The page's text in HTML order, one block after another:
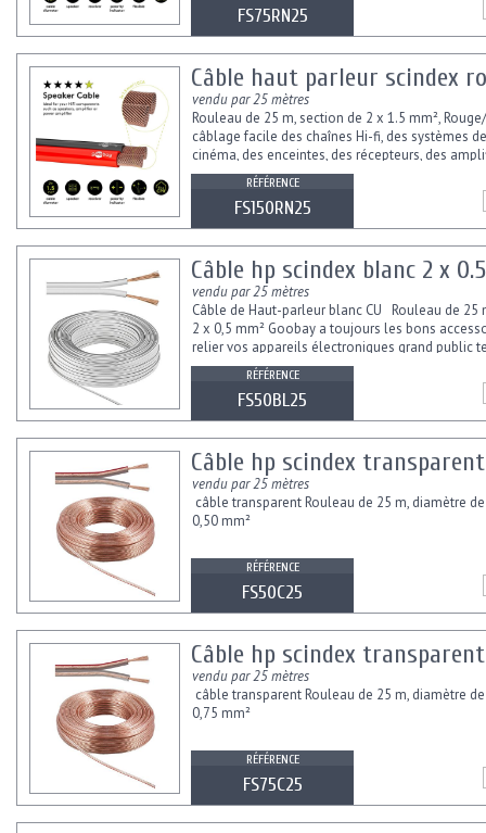
FS75RN25
Câble haut parleur scindex
vendu par 25 mètres
Rouleau de 25 m, section de 2 x 1.5 mm²,
câblage facile des chaînes Hi-fi, des systèmes
cinéma, des enceintes, des récepteurs, des
des amplificateurs...
RÉFÉRENCE
FS150RN25
Câble hp scindex blanc 2 x
vendu par 25 mètres
Câble de Haut-parleur blanc CU Rouleau de 25
2 x 0,5 mm² Goobay a toujours les bons
relier vos appareils électroniques grand public
parleurs, amplificateurs...
RÉFÉRENCE
FS50BL25
Câble hp scindex
vendu par 25 mètres
câble transparent Rouleau de 25 m, diamètre
0,50 mm²
RÉFÉRENCE
FS50C25
Câble hp scindex
vendu par 25 mètres
câble transparent Rouleau de 25 m, diamètre
0,75 mm²
RÉFÉRENCE
FS75C25